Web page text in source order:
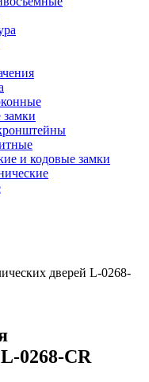
и кодовые замки
дверей L-0268-
0268-CR